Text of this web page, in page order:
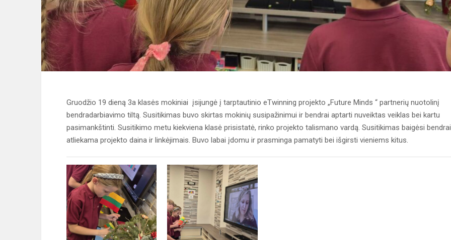
Gruodžio 19 dieną 3a klasės mokiniai įsijungė į tarptautinio eTwinning projekto „Future Minds “ partnerių nuotolinį
bendradarbiavimo tiltą. Susitikimas buvo skirtas mokinių susipažinimui ir bendrai aptarti nuveiktas veiklas bei kartu
pasimankštinti. Susitikimo metu kiekviena klasė prisistatė, rinko projekto talismano vardą. Susitikimas baigėsi bendrai
atliekama projekto daina ir linkėjimais. Buvo labai įdomu ir prasminga pamatyti bei išgirsti vieniems kitus.